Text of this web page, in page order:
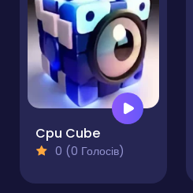
Cpu Cube
0 (0 Голосів)